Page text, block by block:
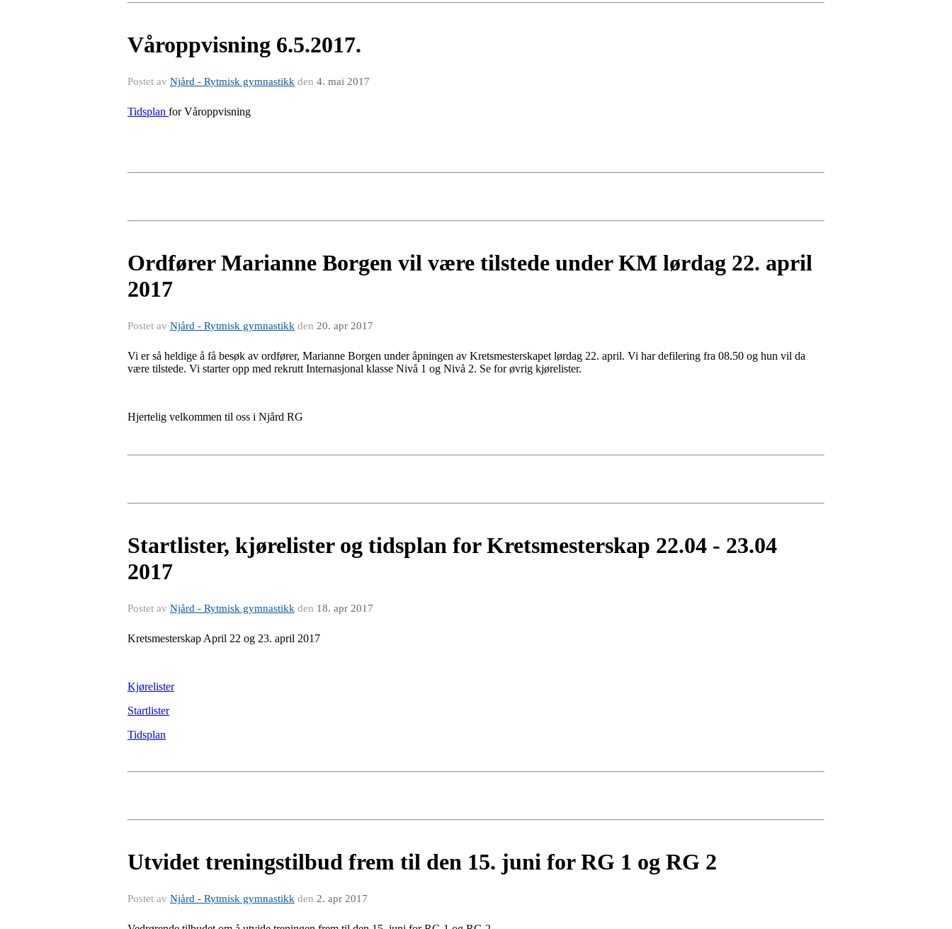
Våroppvisning 6.5.2017.
Postet av Njård - Rytmisk gymnastikk den 4. mai 2017
Tidsplan for Våroppvisning
Ordfører Marianne Borgen vil være tilstede under KM lørdag 22. april
2017
Postet av Njård - Rytmisk gymnastikk den 20. apr 2017
Vi er så heldige å få besøk av ordfører, Marianne Borgen under åpningen av Kretsmesterskapet lørdag 22. april. Vi har defilering fra 08.50 og hun vil da
være tilstede. Vi starter opp med rekrutt Internasjonal klasse Nivå 1 og Nivå 2. Se for øvrig kjørelister.
Hjertelig velkommen til oss i Njård RG
Startlister, kjørelister og tidsplan for Kretsmesterskap 22.04 - 23.04
2017
Postet av Njård - Rytmisk gymnastikk den 18. apr 2017
Kretsmesterskap April 22 og 23. april 2017
Kjørelister
Startlister
Tidsplan
Utvidet treningstilbud frem til den 15. juni for RG 1 og RG 2
Postet av Njård - Rytmisk gymnastikk den 2. apr 2017